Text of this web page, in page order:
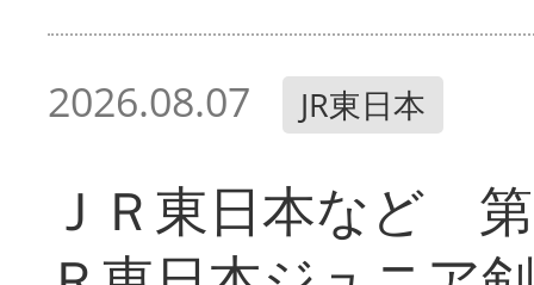
2026.08.07 JR東日本
ＪＲ東日本など